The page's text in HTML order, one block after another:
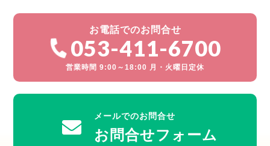
お電話でのお問合せ
053-411-6700
営業時間 9:00～18:00 月・火曜日定休
メールでのお問合せ
お問合せフォーム